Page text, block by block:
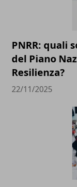
PNRR: quali
del Piano
Resilienza?
22/11/2025